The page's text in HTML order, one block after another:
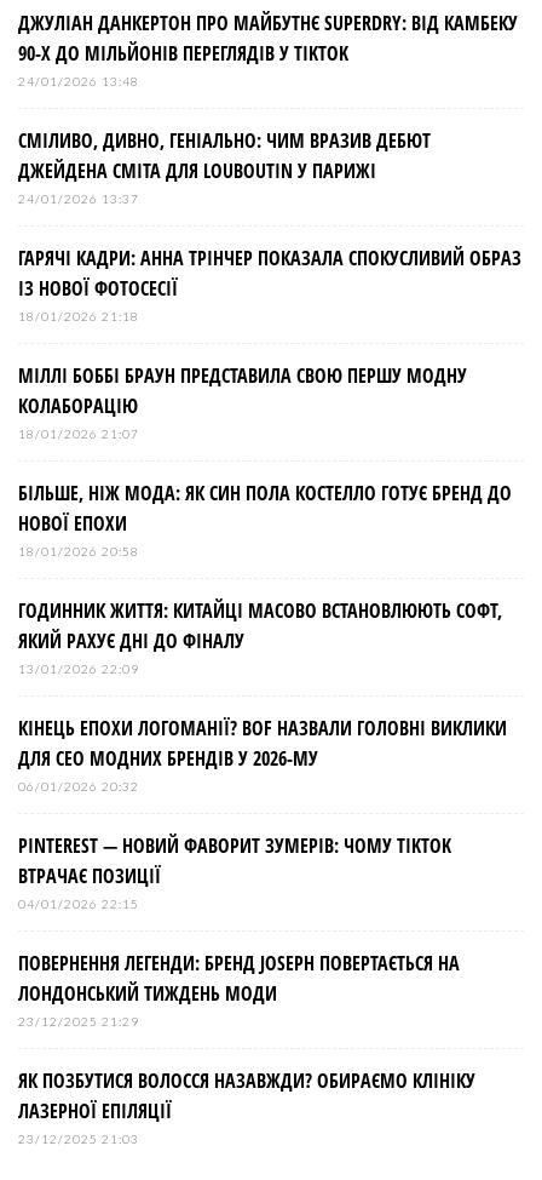
ДЖУЛІАН ДАНКЕРТОН ПРО МАЙБУТНЄ SUPERDRY: ВІД КАМБЕКУ
90-Х ДО МІЛЬЙОНІВ ПЕРЕГЛЯДІВ У TIKTOK
24/01/2026 13:48
СМІЛИВО, ДИВНО, ГЕНІАЛЬНО: ЧИМ ВРАЗИВ ДЕБЮТ
ДЖЕЙДЕНА СМІТА ДЛЯ LOUBOUTIN У ПАРИЖІ
24/01/2026 13:37
ГАРЯЧІ КАДРИ: АННА ТРІНЧЕР ПОКАЗАЛА СПОКУСЛИВИЙ ОБРАЗ
ІЗ НОВОЇ ФОТОСЕСІЇ
18/01/2026 21:18
МІЛЛІ БОББІ БРАУН ПРЕДСТАВИЛА СВОЮ ПЕРШУ МОДНУ
КОЛАБОРАЦІЮ
18/01/2026 21:07
БІЛЬШЕ, НІЖ МОДА: ЯК СИН ПОЛА КОСТЕЛЛО ГОТУЄ БРЕНД ДО
НОВОЇ ЕПОХИ
18/01/2026 20:58
ГОДИННИК ЖИТТЯ: КИТАЙЦІ МАСОВО ВСТАНОВЛЮЮТЬ СОФТ,
ЯКИЙ РАХУЄ ДНІ ДО ФІНАЛУ
13/01/2026 22:09
КІНЕЦЬ ЕПОХИ ЛОГОМАНІЇ? BOF НАЗВАЛИ ГОЛОВНІ ВИКЛИКИ
ДЛЯ СЕО МОДНИХ БРЕНДІВ У 2026-МУ
06/01/2026 20:32
PINTEREST — НОВИЙ ФАВОРИТ ЗУМЕРІВ: ЧОМУ TIKTOK
ВТРАЧАЄ ПОЗИЦІЇ
04/01/2026 22:15
ПОВЕРНЕННЯ ЛЕГЕНДИ: БРЕНД JOSEPH ПОВЕРТАЄТЬСЯ НА
ЛОНДОНСЬКИЙ ТИЖДЕНЬ МОДИ
23/12/2025 21:29
ЯК ПОЗБУТИСЯ ВОЛОССЯ НАЗАВЖДИ? ОБИРАЄМО КЛІНІКУ
ЛАЗЕРНОЇ ЕПІЛЯЦІЇ
23/12/2025 21:03